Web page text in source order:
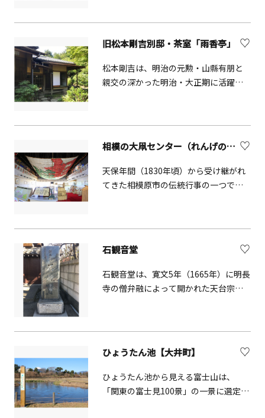
砂が神山岩屑なだれとなって仙石原に
流れ込みました。その後、神山北西斜
面の崩壊跡に地下からマグマが上昇
し、溶岩ドームが出来ました。この場
所が現在の冠ヶ岳です。
旧松本剛吉別邸・茶室「雨香亭」
松本剛吉は、明治の元勲・山縣有朋と
親交の深かった明治・大正期に活躍し
建築されたもので、数寄屋風の主屋と
別棟の茶室（雨香亭）・待合等の建物
と、築山や水景を伴う庭園から成る、
茶道での交流が盛んであった近代小田
原の別邸文化を伝える貴重な遺構とな
相模の大凧センター（れんげの里あらいそ）
天保年間（1830年頃）から受け継がれ
てきた相模原市の伝統行事の一つで、
す。骨組みとなる竹の切り出しから題
字書きまで、全て人の手で行われる制
作過程も見どころの一つです。 展示室
では、相模の大凧の映像を自由に視聴
できます。
石観音堂
石観音堂は、寛文5年（1665年）に明長
寺の僧弁融によって開かれた天台宗明
ひょうたん池【大井町】
ひょうたん池から見える富士山は、
「関東の富士見100景」の一景に選定さ